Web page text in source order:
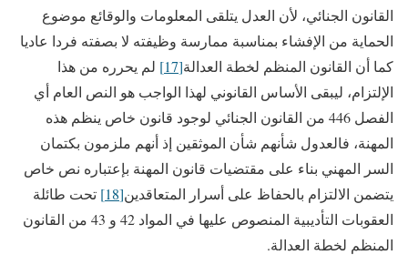
القانون الجنائي، لأن العدل يتلقى المعلومات والوقائع موضوع
الحماية من الإفشاء بمناسبة ممارسة وظيفته لا بصفته فردا عاديا
كما أن القانون المنظم لخطة العدالة[17]
لم يحرره من هذا
الإلتزام، ليبقى الأساس القانوني لهذا الواجب هو النص العام أي
الفصل 446 من القانون الجنائي لوجود قانون خاص ينظم هذه
المهنة، فالعدول شأنهم شأن الموثقين إذ أنهم ملزمون بكتمان
السر المهني بناء على مقتضيات قانون المهنة بإعتباره نص خاص
يتضمن الالتزام بالحفاظ على أسرار المتعاقدين[18]
تحت طائلة
العقوبات التأديبية المنصوص عليها في المواد 42 و 43 من القانون
المنظم لخطة العدالة.